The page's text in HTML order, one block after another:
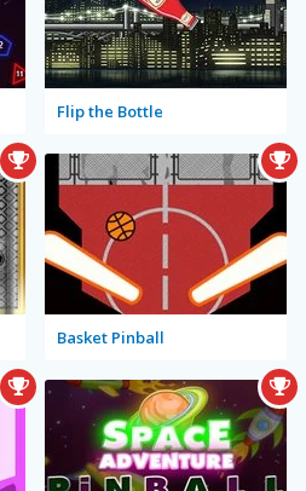
Flip the Bottle
Basket Pinball